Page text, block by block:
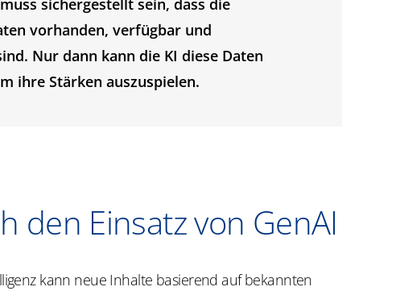
sichergestellt sein, dass die
vorhanden, verfügbar und
Nur dann kann die KI diese Daten
ihre Stärken auszuspielen.
den Einsatz von GenAI
kann neue Inhalte basierend auf bekannten